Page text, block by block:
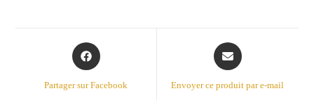
Opens
in
Partager sur Facebook
Opens
in
new
Envoyer ce produit par e-mail